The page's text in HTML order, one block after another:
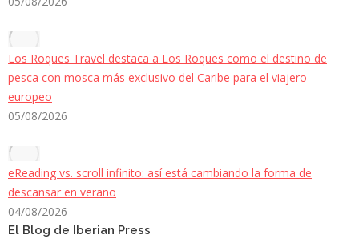
Los Roques Travel destaca a Los Roques como el destino de
pesca con mosca más exclusivo del Caribe para el viajero
europeo
05/08/2026
eReading vs. scroll infinito: así está cambiando la forma de
descansar en verano
04/08/2026
El Blog de Iberian Press